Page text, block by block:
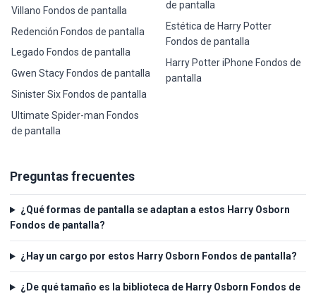
Villano Fondos de pantalla
Redención Fondos de pantalla
Legado Fondos de pantalla
Gwen Stacy Fondos de pantalla
Sinister Six Fondos de pantalla
Ultimate Spider-man Fondos
de pantalla
de pantalla
Estética de Harry Potter
Fondos de pantalla
Harry Potter iPhone Fondos de
pantalla
Preguntas frecuentes
¿Qué formas de pantalla se adaptan a estos Harry Osborn
Fondos de pantalla?
¿Hay un cargo por estos Harry Osborn Fondos de pantalla?
¿De qué tamaño es la biblioteca de Harry Osborn Fondos de